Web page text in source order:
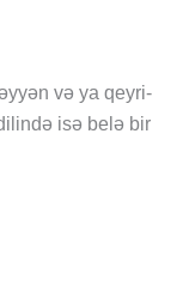
və ya qeyri-
isə belə bir